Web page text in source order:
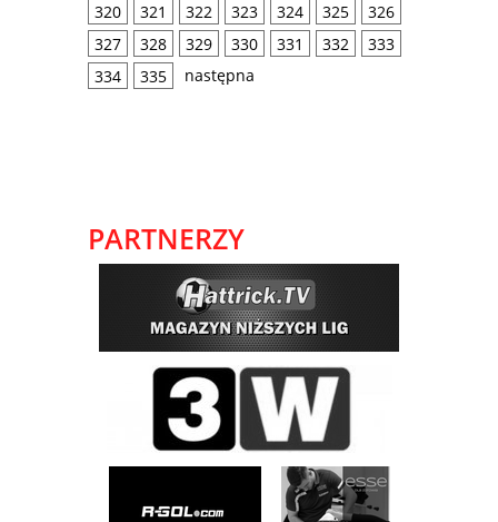
320
321 322 323 324 325
326
327
328 329 330 331 332
333
334
335 następna
PARTNERZY